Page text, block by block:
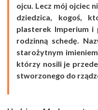
ojcu. Lecz mój ojciec
dziedzica, kogoś,
plasterek Imperium i
rodzinną schedę.
starożytnym
którzy nosili je
stworzonego do